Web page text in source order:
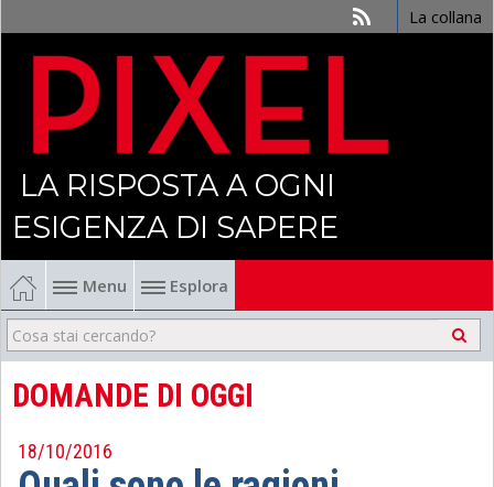
La collana
LA RISPOSTA A OGNI
ESIGENZA DI SAPERE
Menu Esplora
Economia
Management
DOMANDE DI OGGI
18/10/2016